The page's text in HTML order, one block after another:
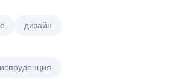
дизайн